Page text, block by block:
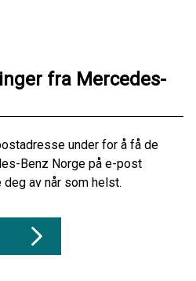
fra Mercedes-
under for å få de
Benz Norge på e-post
av når som helst.